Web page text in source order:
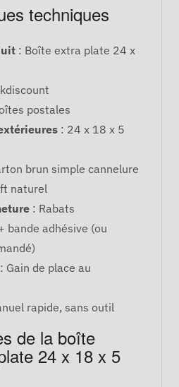
techniques
: Boîte extra plate 24 x
postales
: 24 x 18 x 5
brun simple cannelure
naturel
: Rabats
bande adhésive (ou
: Gain de place au
rapide, sans outil
de la boîte
24 x 18 x 5